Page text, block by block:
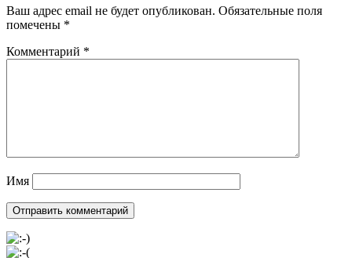
Ваш адрес email не будет опубликован. Обязательные поля
помечены *
Комментарий *
Имя